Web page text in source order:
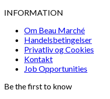
INFORMATION
Om Beau Marché
Handelsbetingelser
Privatliv og Cookies
Kontakt
Job Opportunities
Be the first to know